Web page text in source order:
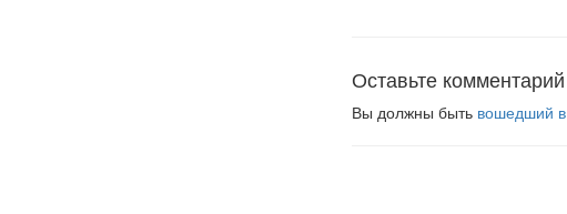
Оставьте комментарий
Вы должны быть вошедший в